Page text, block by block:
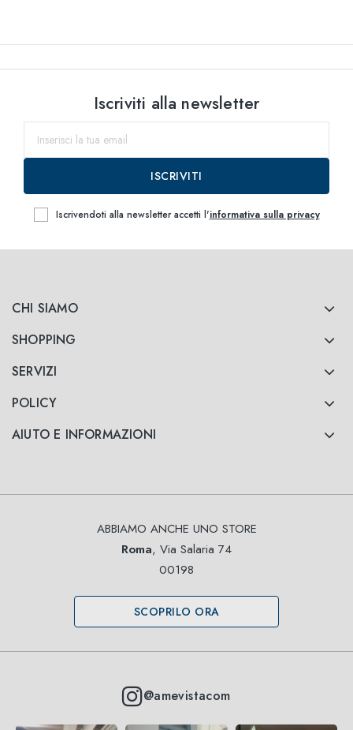
CHI SIAMO
SHOPPING
SERVIZI
POLICY
AIUTO E INFORMAZIONI
@amevistacom
ABBIAMO ANCHE UNO STORE
Roma, Via Salaria 74
00198
SCOPRILO ORA
Iscriviti alla newsletter
ISCRIVITI
Iscrivendoti alla newsletter accetti l'informativa sulla privacy